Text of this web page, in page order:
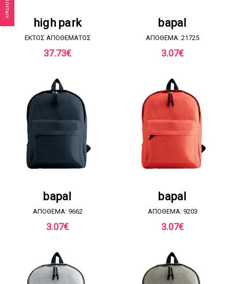
high park
EKTOΣ ΑΠΟΘΕΜΑΤΟΣ
37.73€
bapal
ΑΠΟΘΕΜΑ: 21725
3.07€
bapal
ΑΠΟΘΕΜΑ: 9662
3.07€
bapal
ΑΠΟΘΕΜΑ: 9203
3.07€